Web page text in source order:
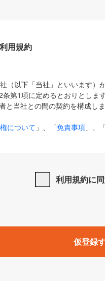
用規約
（以下「当社」といいます
第1項に定めるとおりとしま
と当社との間の契約を構成しま
について 」、「免責事項 」、
適用されるものとします。
が提供する以下のサービス（
に関連して当社が実施するイ
CodeZine」「MarkeZine」「
利用規約に
仮登録